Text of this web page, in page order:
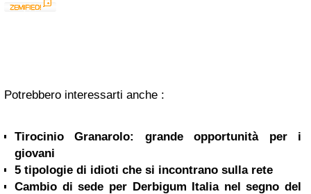
Potrebbero interessarti anche :
Tirocinio Granarolo: grande opportunità per i
giovani
5 tipologie di idioti che si incontrano sulla rete
Cambio di sede per Derbigum Italia nel segno del